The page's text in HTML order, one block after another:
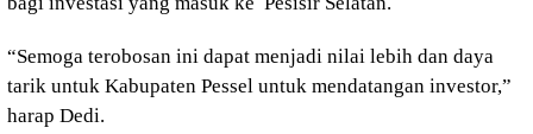
“Semoga terobosan ini dapat menjadi nilai lebih dan daya
tarik untuk Kabupaten Pessel untuk mendatangan investor,”
harap Dedi.